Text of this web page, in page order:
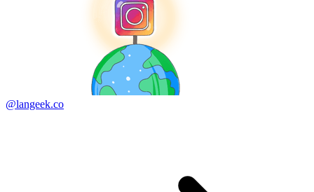
@langeek.co